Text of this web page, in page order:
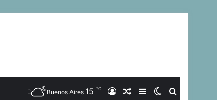
Buscar
Switch
Barra
Artículo
Iniciar
Buenos Aires 15 ℃